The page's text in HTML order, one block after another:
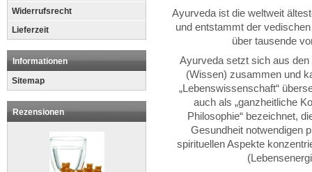
Widerrufsrecht
Lieferzeit
Informationen
Sitemap
Rezensionen
Ayurveda ist die weltweit
und entstammt der
über tausende
Ayurveda setzt sich aus
(Wissen) zusammen und
„Lebenswissenschaft“
auch als „ganzheitliche
Philosophie“ bezeichnet,
Gesundheit notwendigen
spirituellen Aspekte